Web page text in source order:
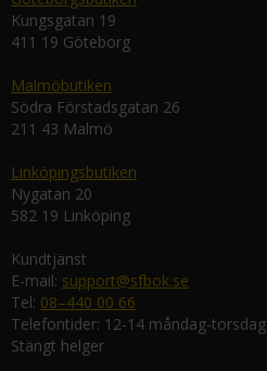
Kungsgatan 19
411 19 Göteborg
Malmöbutiken
Södra Förstadsgatan 26
211 43 Malmö
Linköpingsbutiken
Nygatan 20
582 19 Linköping
Kundtjänst
E-mail: support@sfbok.se
Tel: 08–440 00 66
Telefontider: 12-14 måndag-torsdag
Stängt helger